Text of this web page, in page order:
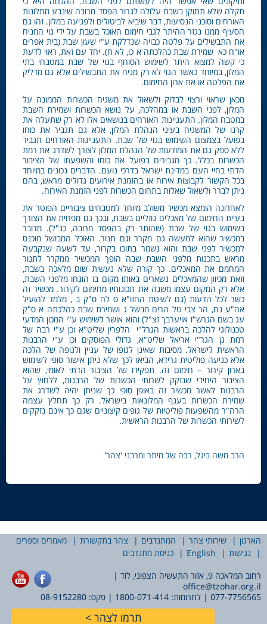
תקלה שלא תתוקן בשבת עלולה לגרור הפסד מרובה שינבע מתלונות
האורחים וסוכני הנסיעות, דבר שיביא לביטולים ולפגיעה במלון. זהו גם
הסעיף ממנו נגזר ההיתר לגבי חימום האוכל בשבת על ידי גוי המניח
את התבשילים על פלטה כבויה שנדלקת ע"י שעון שבת (בית אפרים
או"ח כא שמירת שבת כהלכתה א כו, לא ח). יחד עם זאת, ראוי לדעת
כי קשה למצוא היתר לשימוש הסוחף בגוי של שבת במטבחי בתי
המלון, במיוחד כאשר הגוי לא רק מניח את התבשילים אלא גם מדליק
את הפלטה או את ארון החימום.
מכאן שראוי ורצוי לבדוק ולשאול את משגיח הכשרות הממונה על
המלון, לפני השבת או במהלכה, על נושא הכשרות ושמירת השבת
במטבח המלון. התעניינות האורחים בנושאים אלו לא רק שתעלה את
קרנו של המשגיח בעיני הנהלת המלון, אלא גם תגביר את כוחו
בפועל בצמצום השימוש בגוי של שבת. התעניינות האורחים תגביר
ללא ספק גם את המודעות של הנהלת המלון לצורך לשדרג את רמת
הכשרות בכלל. כך מגבירים בפועל את כוחו והשפעתו של הציבור
הדתי בחיי העם במדינת ישראל בדרכי נועם. הדברים נכונים במיוחד
בכל הקשור לקבוצות אירוח או בהזמנת אירועים גדולים מראש, בהם
ניתן לברר ולשאול שאלות בתחום הכשרות לפני הזמנת האירוח.
לאחרונה הומצא מכשיר משולב מיוחד למטבחים ציבוריים הפוטר את
בעיית החימום של מאכלים נוזליים בשבת, ובכך גם מפחית את הצורך
בשימוש בגוי של שבת (שהותר רק בהפסד מרובה, כנ"ל). מדובר
במכשיר שהוא למעשה גם מקרר וגם תנור. האוכל המבושל מוכנס
למכשיר לפני שבת והוא נשמר בתוכו בקרור, עד לשעה שנקבעה
מראש בתכנות מלפני השבת שבה הופך המכשיר ממקרר לתנור
המחמם את המאכלים. כך קורה שלא נעשית שום מלאכה בשבת,
וזאת מכיוון שהמאכלים נשארים באותו מקום בו הונחו מלפני השבת,
אלא רק המקום עצמו משנה את תכונותיו מחימום לקירור. מכשיר זה
כשר לכל הדעות (גם לשיטת החזו"א ס לח ס"ק ב , מלמד להועיל
אה"ע נח, הר צבי טל הרים מבשל ג ושמירת שבת כהלכתה א ס"ק
עג בשם הגרש"ז אויערבך זצ"ל) והוא אושר לשימוש ע"י המכון המדעי
טכנולוגי להלכה בראשות הגרל"י הלפרין שליט"א וכן ע"י רבה של
רמת גן הגר"י אריאל שליט"א, גדולי הפוסקים וכן ע"י הרבנות
הראשית לישראל. מסיבות שאינן לגופו של עניין ולגופה של הלכה
אלא כניעה פוליטית גרידא, הביאו לכך שלא ניתן אישור סופי לשימוש
בארון קירור – חימום זה. תפקידו של הציבור הדתי לאומי, שהוא
הציבור היחידי שנזקק לשרותי הכשרות של הרבנות, ללחוץ על
הרבנות לאשר מכשיר זה באופן סופי כך שניתן יהיה לשדרג את
שמירת הכשרות בענף המלונאות בישראל. רק כך תחלץ עצמה
הרה"ר מהשפעות פוליטיות של גופים קיצוניים שגם כך אינם נזקקים
לשירותי הכשרות של הרבנות הראשית.
הרב משה ביגל, רבה של מיתר ומרבני 'צהר'
הארגון שירותי צהר המתנדבים צהר בתקשורת
מאמרים וספרים
נגישות
English
כניסת מתנדבים
רחוב המלאכה 9, אזור התעשיה הצפוני, לוד |
office@tzohar.org.il
077-7756565 | לתרומות: 1800-071-414 | פקס: 08-9152280
תרמו לצהר